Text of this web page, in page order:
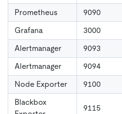
Prometheus
9090
Grafana
3000
Alertmanager
9093
Alertmanager
9094
Node Exporter
9100
Blackbox
9115